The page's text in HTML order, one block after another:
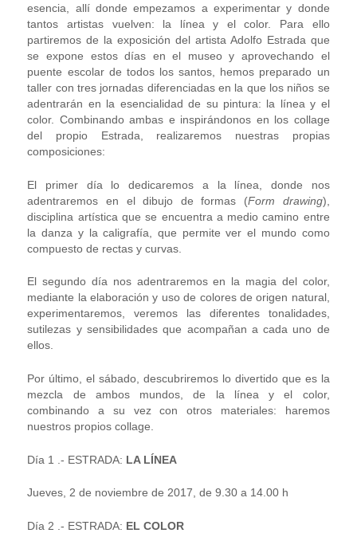
esencia, allí donde empezamos a experimentar y donde
tantos artistas vuelven: la línea y el color. Para ello
partiremos de la exposición del artista Adolfo Estrada que
se expone estos días en el museo y aprovechando el
puente escolar de todos los santos, hemos preparado un
taller con tres jornadas diferenciadas en la que los niños se
adentrarán en la esencialidad de su pintura: la línea y el
color. Combinando ambas e inspirándonos en los collage
del propio Estrada, realizaremos nuestras propias
composiciones:
El primer día lo dedicaremos a la línea, donde nos
adentraremos en el dibujo de formas (Form drawing),
disciplina artística que se encuentra a medio camino entre
la danza y la caligrafía, que permite ver el mundo como
compuesto de rectas y curvas.
El segundo día nos adentraremos en la magia del color,
mediante la elaboración y uso de colores de origen natural,
experimentaremos, veremos las diferentestonalidades,
sutilezas y sensibilidades que acompañan a cada uno de
ellos.
Por último, el sábado, descubriremos lo divertido que es la
mezcla de ambos mundos, de la línea y el color,
combinando a su vez con otros materiales: haremos
nuestros propios collage.
Día 1 .- ESTRADA: LA LÍNEA
Jueves, 2 de noviembre de 2017, de 9.30 a 14.00 h
Día 2 .- ESTRADA: EL COLOR